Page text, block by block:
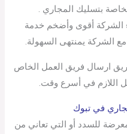
بتسليك المجاري .
الشركة أقوى وأضخم خدمة
الشركة يمنتهى السهولة.
ارسال فريق العمل الخاص
اللازم في أسرع وقت.
في تبوك
للسدد أو التي تعاني من